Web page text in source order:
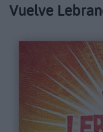
Vuelve